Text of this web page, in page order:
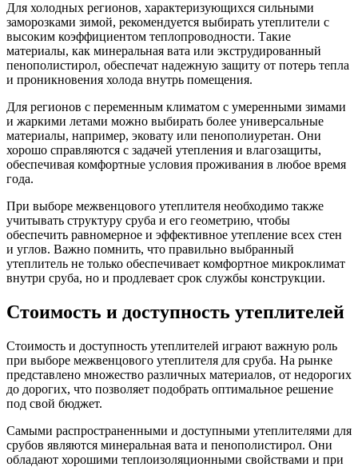
Для холодных регионов, характеризующихся сильными
заморозками зимой, рекомендуется выбирать утеплители с
высоким коэффициентом теплопроводности. Такие
материалы, как минеральная вата или экструдированный
пенополистирол, обеспечат надежную защиту от потерь тепла
и проникновения холода внутрь помещения.
Для регионов с переменным климатом с умеренными зимами
и жаркими летами можно выбирать более универсальные
материалы, например, эковату или пенополиуретан. Они
хорошо справляются с задачей утепления и влагозащиты,
обеспечивая комфортные условия проживания в любое время
года.
При выборе межвенцового утеплителя необходимо также
учитывать структуру сруба и его геометрию, чтобы
обеспечить равномерное и эффективное утепление всех стен
и углов. Важно помнить, что правильно выбранный
утеплитель не только обеспечивает комфортное микроклимат
внутри сруба, но и продлевает срок службы конструкции.
Стоимость и доступность утеплителей
Стоимость и доступность утеплителей играют важную роль
при выборе межвенцового утеплителя для сруба. На рынке
представлено множество различных материалов, от недорогих
до дорогих, что позволяет подобрать оптимальное решение
под свой бюджет.
Самыми распространенными и доступными утеплителями для
срубов являются минеральная вата и пенополистирол. Они
обладают хорошими теплоизоляционными свойствами и при